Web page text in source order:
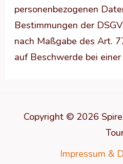
personenbezogenen
Bestimmungen der
nach Maßgabe des Art.
auf Beschwerde bei
Copyright © 2026
Impressum &